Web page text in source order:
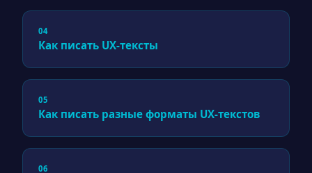
04
Как писать UX-тексты
05
Как писать разные форматы UX-текстов
06